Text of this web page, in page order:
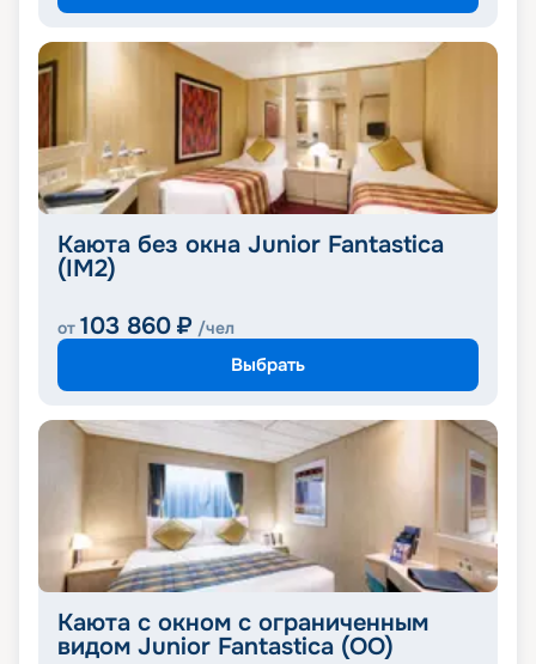
Каюта без окна Junior Fantastica
(IM2)
от 103 860 ₽ /чел
Выбрать
Каюта с окном с ограниченным
видом Junior Fantastica (OO)